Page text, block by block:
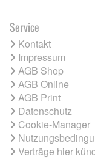
Service
Kontakt
Impressum
AGB Shop
AGB Online
AGB Print
Datenschutz
Cookie-Manager
Verträge hier